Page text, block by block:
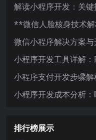
解读小程序开发：关
**微信人脸核身技术
微信小程序解决方案
小程序开发工具详解
小程序支付开发步骤
小程序开发成本分析
排行榜展示